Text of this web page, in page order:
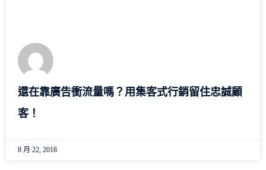
還在靠廣告衝流量嗎？用集客式行銷留住忠誠顧
客！
8 月 22, 2018